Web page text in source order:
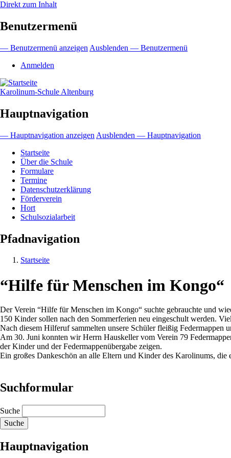
Direkt zum Inhalt
Benutzermenü
— Benutzermenü anzeigen Ausblenden — Benutzermenü
Anmelden
Karolinum-Schule Altenburg
Hauptnavigation
— Hauptnavigation anzeigen Ausblenden — Hauptnavigation
Startseite
Über die Schule
Formulare
Termine
Datenschutzerklärung
Förderverein
Hort
Schulsozialarbeit
Pfadnavigation
Startseite
“Hilfe für Menschen im Kongo“
Der Verein “Hilfe für Menschen im Kongo“ suchte gebrauchte und
150 Kinder sollen nach den Sommerferien neu eingeschult werden.
Nach diesem Hilferuf sammelten unsere Schüler fleißig Federmappen
Am 30. Juni konnten wir Herrn Hauskeller vom Verein 79
der Kinder und der Federmappenübergabe zeigen.
Ein großes Dankeschön an alle Eltern und Kinder des Karolinums, die
Suchformular
Suche
Hauptnavigation